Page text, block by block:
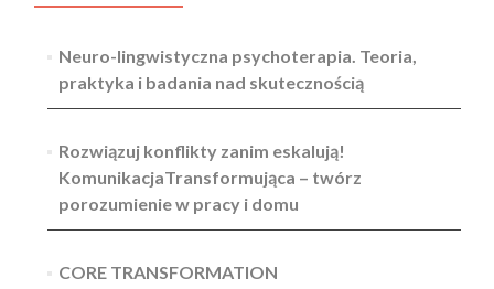
Neuro-lingwistyczna psychoterapia. Teoria,
praktyka i badania nad skutecznością
Rozwiązuj konflikty zanim eskalują!
KomunikacjaTransformująca – twórz
porozumienie w pracy i domu
CORE TRANSFORMATION